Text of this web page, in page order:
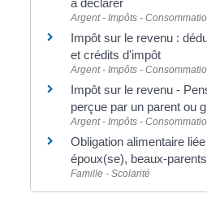
Argent - Impôts -
Impôt sur le revenu :
et crédits d'impôt
Argent - Impôts -
Impôt sur le revenu -
perçue par un parent ou
Argent - Impôts -
Obligation alimentaire
époux(se), beaux-
Famille - Scolarité